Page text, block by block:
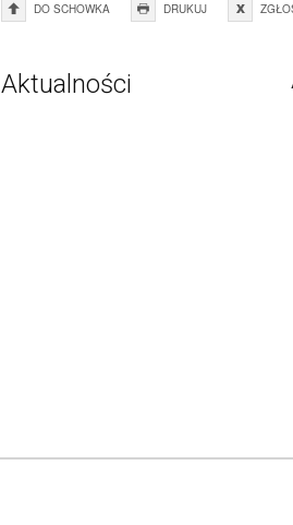
DO SCHOWKA DRUKUJ
Aktualności